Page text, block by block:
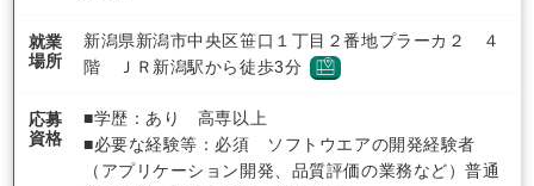
就業
場所
新潟県新潟市中央区笹口１丁目２番地プラーカ２ ４
階 ＪＲ新潟駅から徒歩3分
応募
資格
■学歴：あり 高専以上
■必要な経験等：必須 ソフトウエアの開発経験者
（アプリケーション開発、品質評価の業務など）普通